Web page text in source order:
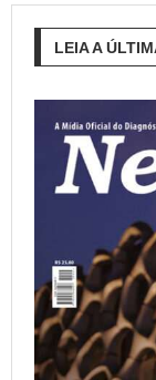
LEIA A